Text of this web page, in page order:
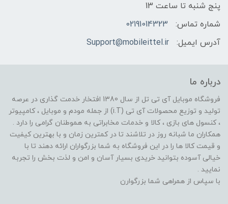
پنج شنبه تا ساعت 13
شماره تماس:
02191014323
آدرس ایمیل:
Support@mobileittel.ir
درباره ما
فروشگاه موبایل آی تی تل از سال 1380 افتخار خدمت گذاری در عرصه
تولید و توزیع محصولات آی تی (i.T) از جمله مودم و موبایل ، کامپیوتر
، کنسول های بازی ، کالا و خدمات مخابراتی به هموطنان گرامی را دارد .
همکاران ما شبانه روز در تلاشند تا در کمترین زمان و با بهترین کیفیت
و قیمت کالا ها را در این فروشگاه به شما بزرگواران ارائه دهند تا با
خیالی آسوده بتوانید خریدی بسیار آسان و امن و لذت بخش را تجربه
نمایید .
با سپاس از همراهی شما بزرگوارن